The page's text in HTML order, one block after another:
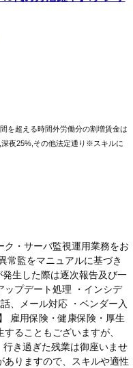
を超える時間外労働分の割増賃金は
夜25%,その他法定通り※スキルに
ク・サーバ監視運用業務をお
常監をマニュアルに基づき
生した際は逐次報告及び一
ップデート処理 ・インシデ
、メール対応 ・ベンダー入
雇用保険・健康保険・厚生
ることもございますが、
き過ぎた残業は御座いませ
りますので、スキルや適性